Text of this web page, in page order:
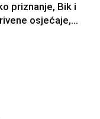
priznanje, Bik i
osjećaje,...